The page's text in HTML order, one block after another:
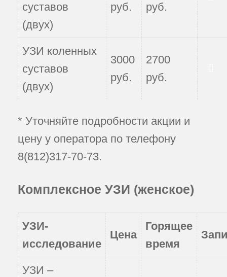
суставов
(двух)
руб.
руб.
УЗИ коленных
суставов
(двух)
3000
руб.
2700
руб.
* Уточняйте подробности акции и
цену у оператора по телефону
8(812)317-70-73.
Комплексное УЗИ (женское)
УЗИ-
исследование
Цена
Горящее
время
УЗИ –